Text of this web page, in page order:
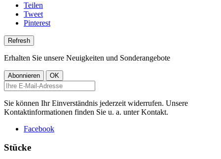
Teilen
Tweet
Pinterest
Erhalten Sie unsere Neuigkeiten und Sonderangebote
Sie können Ihr Einverständnis jederzeit widerrufen. Unsere
Kontaktinformationen finden Sie u. a. unter Kontakt.
Facebook
Stücke